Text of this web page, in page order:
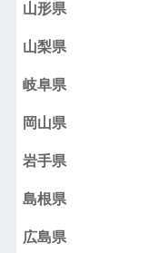
山形県
山梨県
岐阜県
岡山県
岩手県
島根県
広島県